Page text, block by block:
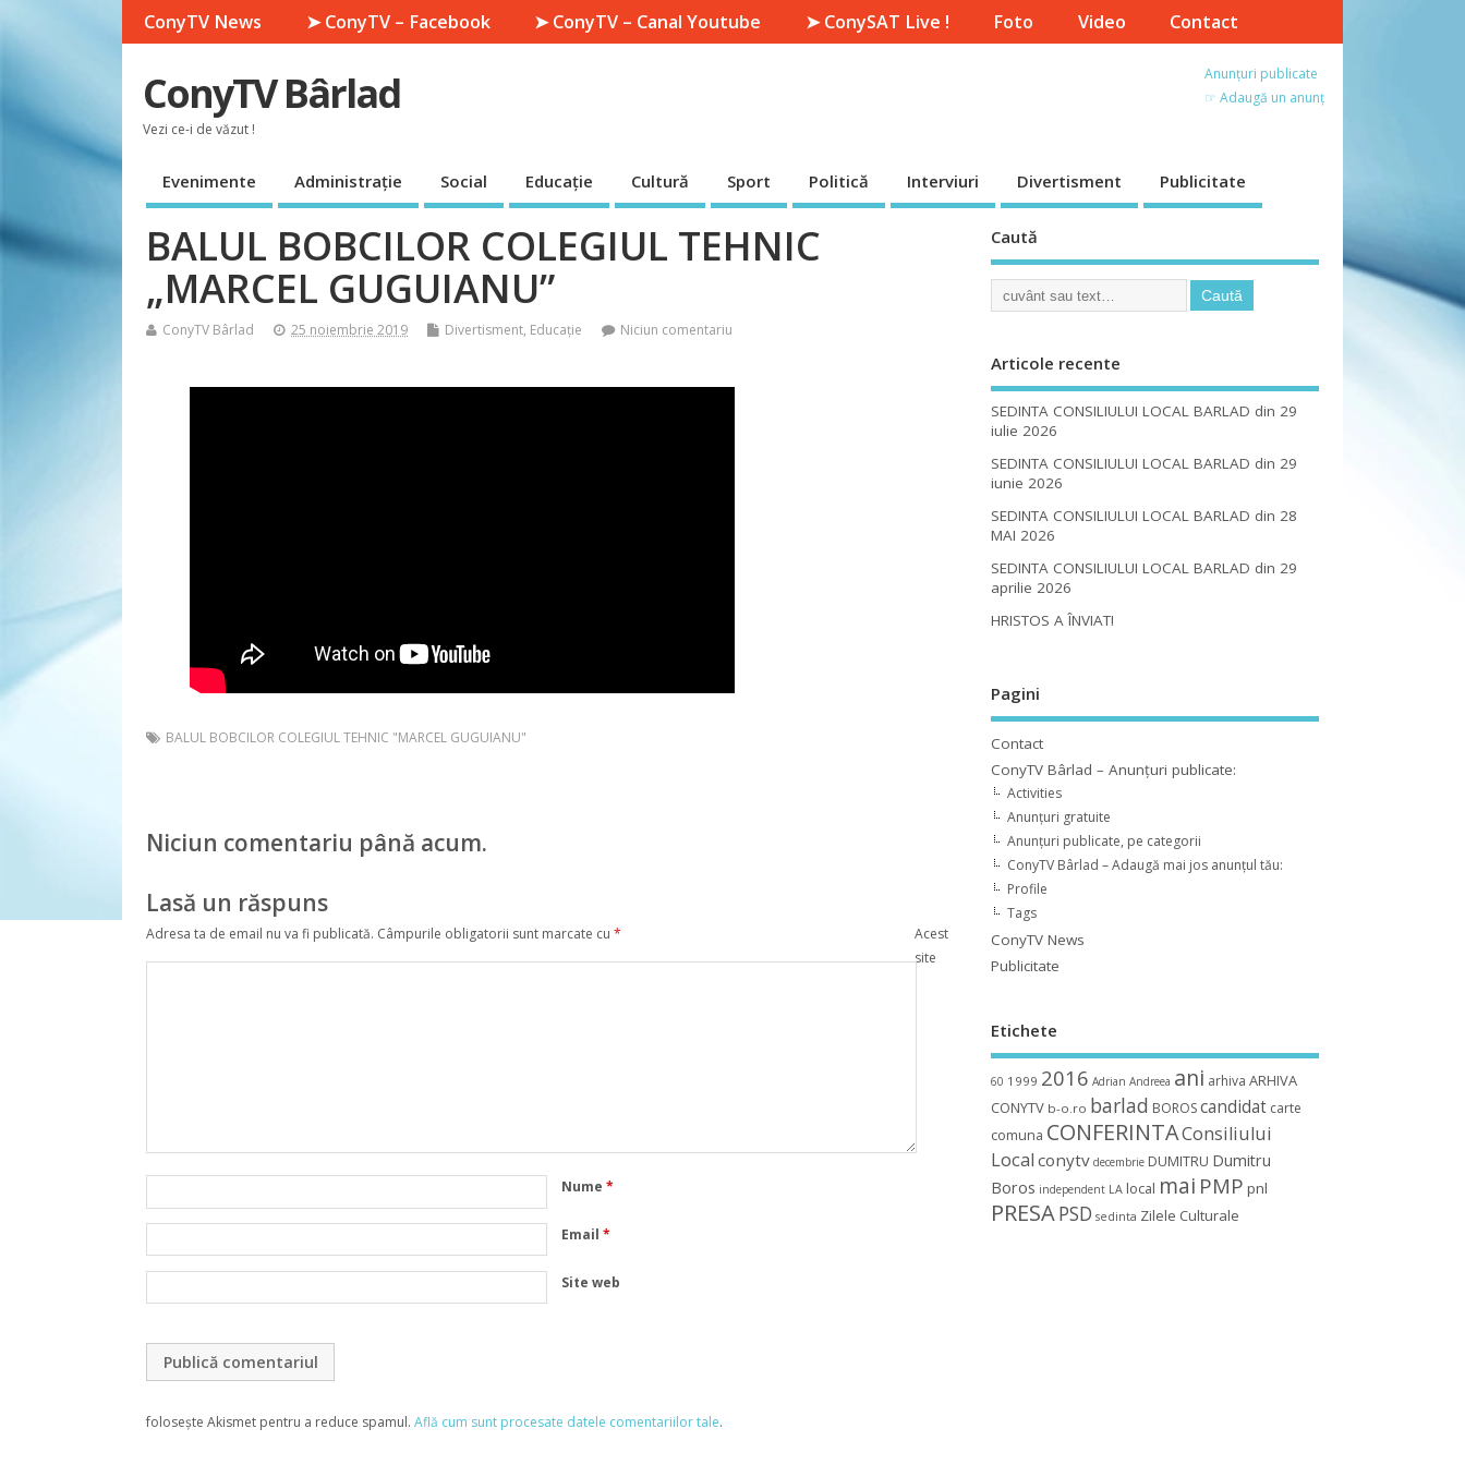
ConyTV News ➤ ConyTV – Facebook ➤ ConyTV – Canal Youtube ➤ ConySAT Live ! Foto Video Contact
ConyTV Bârlad
Vezi ce-i de văzut !
Anunțuri publicate
☞ Adaugă un anunț
Evenimente Administrație Social Educație Cultură Sport Politică Interviuri Divertisment Publicitate
BALUL BOBCILOR COLEGIUL TEHNIC
„MARCEL GUGUIANU”
ConyTV Bârlad 25 noiembrie 2019 Divertisment, Educație Niciun comentariu
BALUL BOBCILOR COLEGIUL TEHNIC "MARCEL GUGUIANU"
Niciun comentariu până acum.
Lasă un răspuns
Adresa ta de email nu va fi publicată. Câmpurile obligatorii sunt marcate cu*
Nume*
Email*
Site web
Acest
site
folosește Akismet pentru a reduce spamul.Află cum sunt procesate datele comentariilor tale.
Caută
Articole recente
SEDINTA CONSILIULUI LOCAL BARLAD din 29
iulie 2026
SEDINTA CONSILIULUI LOCAL BARLAD din 29
iunie 2026
SEDINTA CONSILIULUI LOCAL BARLAD din 28
MAI 2026
SEDINTA CONSILIULUI LOCAL BARLAD din 29
aprilie 2026
HRISTOS A ÎNVIAT!
Pagini
Contact
ConyTV Bârlad – Anunțuri publicate:
Activities
Anunțuri gratuite
Anunțuri publicate, pe categorii
ConyTV Bârlad – Adaugă mai jos anunțul tău:
Profile
Tags
ConyTV News
Publicitate
Etichete
60 1999 2016 Adrian Andreea ani arhiva ARHIVA
CONYTV b-o.ro barlad BOROS candidat carte
comuna CONFERINTAConsiliului
Local conytv decembrie DUMITRU Dumitru
Boros independent LA local mai PMP pnl
PRESAPSD sedinta Zilele Culturale